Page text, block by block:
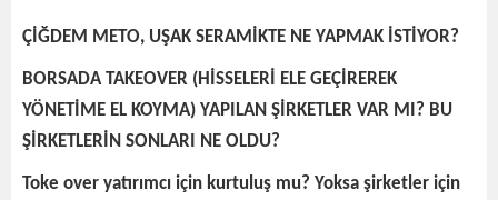
ÇİĞDEM METO, UŞAK SERAMİKTE NE YAPMAK İSTİYOR?
BORSADA TAKEOVER (HİSSELERİ ELE GEÇİREREK
YÖNETİME EL KOYMA) YAPILAN ŞİRKETLER VAR MI? BU
ŞİRKETLERİN SONLARI NE OLDU?
Toke over yatırımcı için kurtuluş mu? Yoksa şirketler için